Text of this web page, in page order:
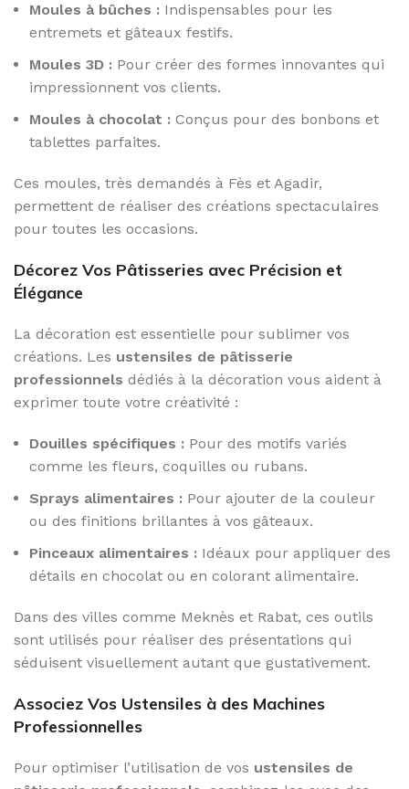
Moules à bûches : Indispensables pour les
entremets et gâteaux festifs.
Moules 3D : Pour créer des formes innovantes qui
impressionnent vos clients.
Moules à chocolat : Conçus pour des bonbons et
tablettes parfaites.
Ces moules, très demandés à Fès et Agadir,
permettent de réaliser des créations spectaculaires
pour toutes les occasions.
Décorez Vos Pâtisseries avec Précision et
Élégance
La décoration est essentielle pour sublimer vos
créations. Les ustensiles de pâtisserie
professionnels dédiés à la décoration vous aident à
exprimer toute votre créativité :
Douilles spécifiques : Pour des motifs variés
comme les fleurs, coquilles ou rubans.
Sprays alimentaires : Pour ajouter de la couleur
ou des finitions brillantes à vos gâteaux.
Pinceaux alimentaires : Idéaux pour appliquer des
détails en chocolat ou en colorant alimentaire.
Dans des villes comme Meknès et Rabat, ces outils
sont utilisés pour réaliser des présentations qui
séduisent visuellement autant que gustativement.
Associez Vos Ustensiles à des Machines
Professionnelles
Pour optimiser l’utilisation de vos ustensiles de